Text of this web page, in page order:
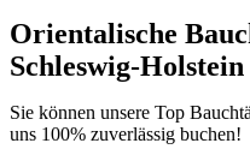
Orientalische
Schleswig-
Sie können unsere Top
uns 100% zuverlässig buchen!